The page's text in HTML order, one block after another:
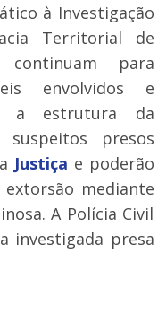
à Investigação
Territorial de
continuam para
envolvidos e
a estrutura da
suspeitos presos
Justiça e poderão
mediante
A Polícia Civil
investigada presa